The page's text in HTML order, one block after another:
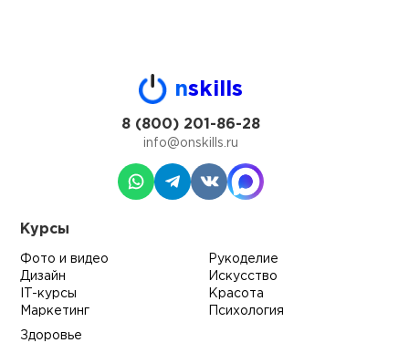
nskills
8 (800) 201-86-28
info@onskills.ru
Курсы
Фото и видео
Дизайн
IT-курсы
Маркетинг
Рукоделие
Искусство
Красота
Психология
Здоровье